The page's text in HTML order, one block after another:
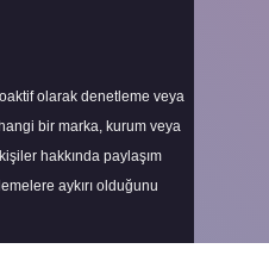
olarak denetleme veya
bir marka, kurum veya
hakkında paylaşım
aykırı olduğunu